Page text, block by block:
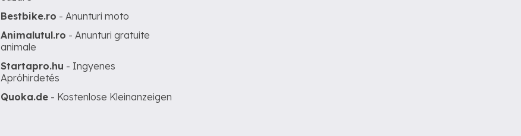
Bestbike.ro - Anunturi moto
Animalutul.ro - Anunturi gratuite
animale
Startapro.hu - Ingyenes
Apróhirdetés
Quoka.de - Kostenlose Kleinanzeigen